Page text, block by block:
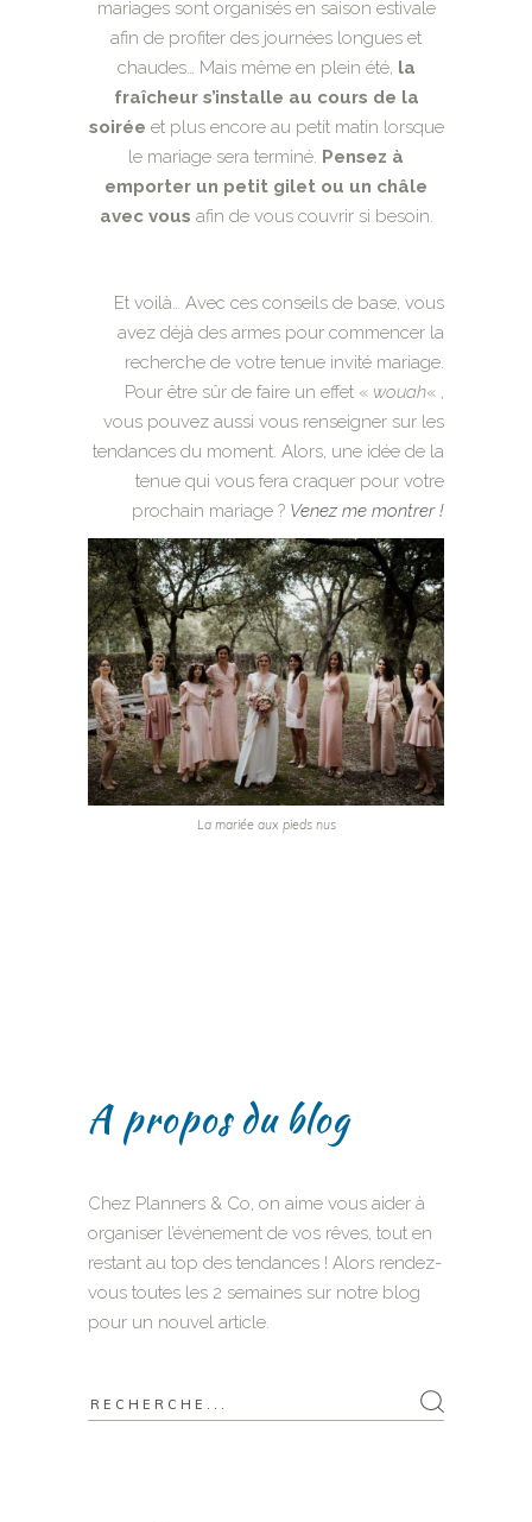
mariages sont organisés en saison estivale
afin de profiter des journées longues et
chaudes… Mais même en plein été, la
fraîcheur s’installe au cours de la
soirée et plus encore au petit matin lorsque
le mariage sera terminé. Pensez à
emporter un petit gilet ou un châle
avec vous afin de vous couvrir si besoin.
Et voilà… Avec ces conseils de base, vous
avez déjà des armes pour commencer la
recherche de votre tenue invité mariage.
Pour être sûr de faire un effet « wouah« ,
vous pouvez aussi vous renseigner sur les
tendances du moment. Alors, une idée de la
tenue qui vous fera craquer pour votre
prochain mariage ? Venez me montrer !
La mariée aux pieds nus
A propos du blog
Chez Planners & Co, on aime vous aider à
organiser l’événement de vos rêves, tout en
restant au top des tendances ! Alors rendez-
vous toutes les 2 semaines sur notre blog
pour un nouvel article.
Search